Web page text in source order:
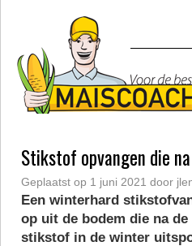
Stikstof opvangen die
Geplaatst op 1 juni 2021 door
Een winterhard
op uit de bodem die na
stikstof in de winter